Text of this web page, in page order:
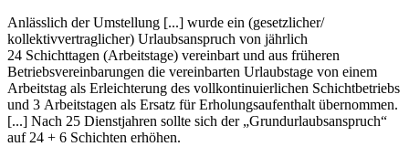
Anlässlich der Umstellung [...] wurde ein (gesetzlicher/
kollektivvertraglicher) Urlaubsanspruch von jährlich
24 Schichttagen (Arbeitstage) vereinbart und aus früheren
Betriebsvereinbarungen die vereinbarten Urlaubstage von einem
Arbeitstag als Erleichterung des vollkontinuierlichen Schichtbetriebs
und 3 Arbeitstagen als Ersatz für Erholungsaufenthalt übernommen.
[...] Nach 25 Dienstjahren sollte sich der „Grundurlaubsanspruch“
auf 24 + 6 Schichten erhöhen.